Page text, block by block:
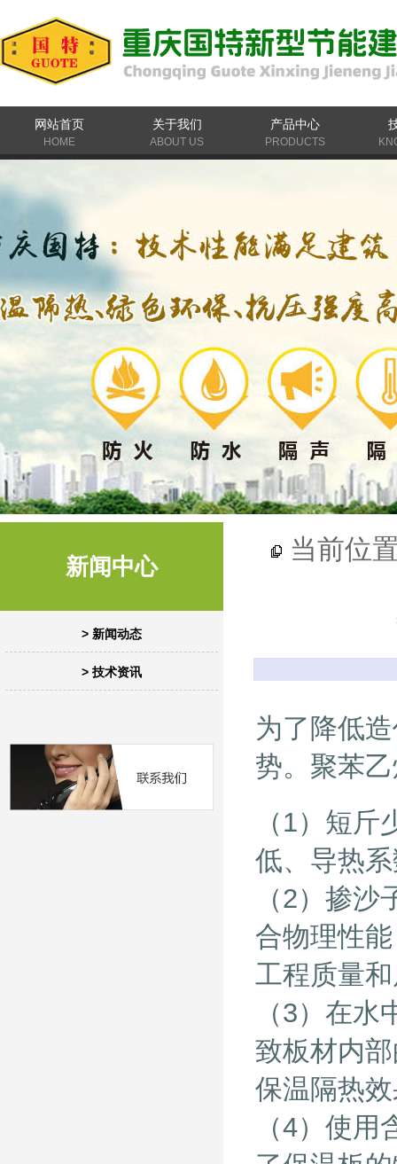
网站首页 关于我们 产品中心
HOME ABOUT US PRODUCTS
新闻中心
> 新闻动态
> 技术资讯
当前位
为了降低
势。 聚苯
（1）短
低、导热
（2）掺
合物理性
工程质量
（3）在
致板材内
保温隔热
（4）使